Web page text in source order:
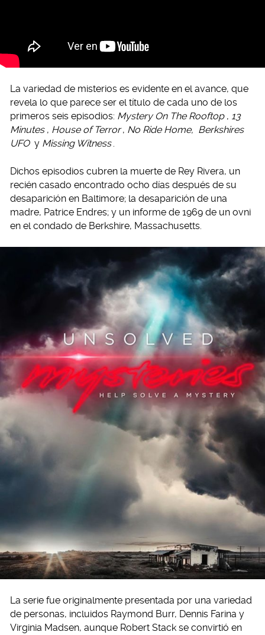
La variedad de misterios es evidente en el avance, que
revela lo que parece ser el título de cada uno de los
primeros seis episodios: Mystery On The Rooftop , 13
Minutes , House of Terror , No Ride Home, Berkshires
UFO y Missing Witness .
Dichos episodios cubren la muerte de Rey Rivera, un
recién casado encontrado ocho días después de su
desaparición en Baltimore; la desaparición de una
madre, Patrice Endres; y un informe de 1969 de un ovni
en el condado de Berkshire, Massachusetts.
La serie fue originalmente presentada por una variedad
de personas, incluidos Raymond Burr, Dennis Farina y
Virginia Madsen, aunque Robert Stack se convirtió en